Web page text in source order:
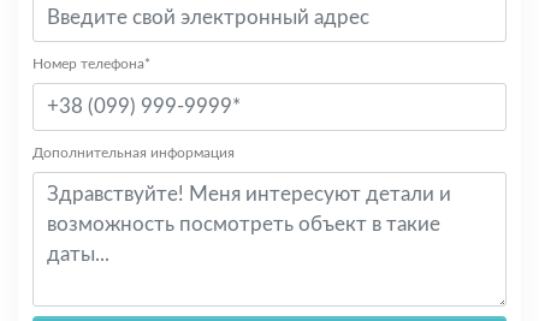
Номер телефона*
Дополнительная информация